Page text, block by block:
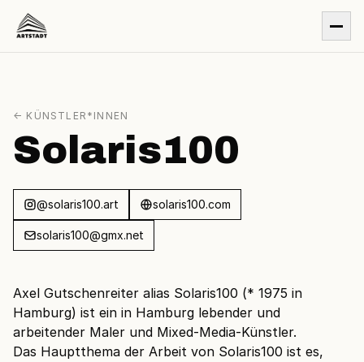
← KÜNSTLER*INNEN
Solaris100
@solaris100.art solaris100.com
solaris100@gmx.net
Axel Gutschenreiter alias Solaris100 (* 1975 in
Hamburg) ist ein in Hamburg lebender und
arbeitender Maler und Mixed-Media-Künstler.
Das Hauptthema der Arbeit von Solaris100 ist es,